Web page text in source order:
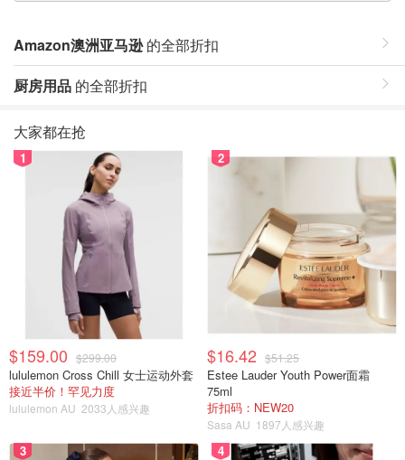
Amazon澳洲亚马逊的全部折扣
厨房用品 的全部折扣
大家都在抢
1
$159.00 $299.00
lululemon Cross Chill 女士运动外套
接近半价！罕见力度
lululemon AU 2033人感兴趣
2
$16.42 $51.25
Estee Lauder Youth Power面霜
75ml
折扣码：NEW20
Sasa AU 1897人感兴趣
3 4